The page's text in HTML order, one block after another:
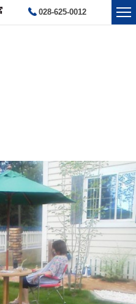
028-625-0012